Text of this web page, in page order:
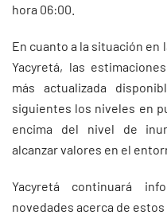
hora 06:00.
En cuanto a la situación en
Yacyretá, las
más actualizada
siguientes los niveles en
encima del nivel de
alcanzar valores en el
Yacyretá continuará
novedades acerca de estos